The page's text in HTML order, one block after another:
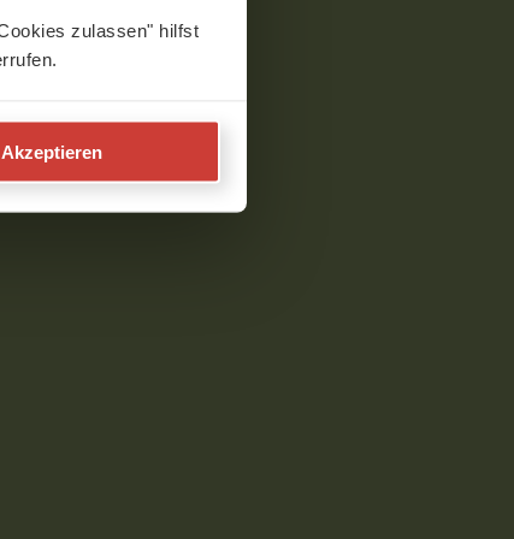
zulassen" hilfst
Akzeptieren